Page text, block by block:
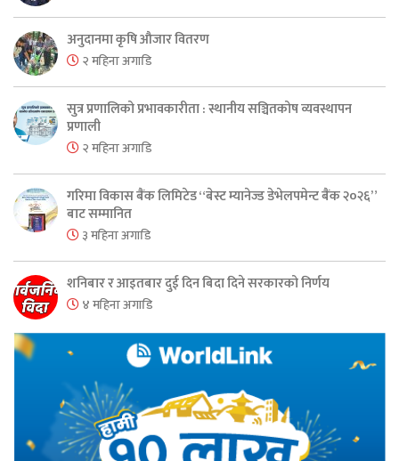
अनुदानमा कृषि औजार वितरण
२ महिना अगाडि
सुत्र प्रणालिको प्रभावकारीता : स्थानीय सञ्चितकोष व्यवस्थापन
प्रणाली
२ महिना अगाडि
गरिमा विकास बैंक लिमिटेड “बेस्ट म्यानेज्ड डेभेलपमेन्ट बैंक २०२६”
बाट सम्मानित
३ महिना अगाडि
शनिबार र आइतबार दुई दिन बिदा दिने सरकारको निर्णय
४ महिना अगाडि